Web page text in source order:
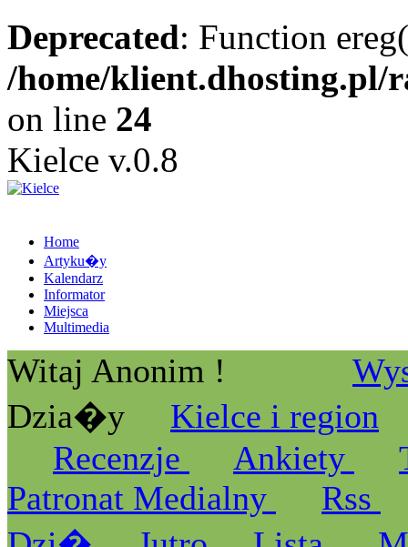
Deprecated: Function
/home/klient.dhosting.pl/
on line 24
Kielce v.0.8
Home
Artyku�y
Kalendarz
Informator
Miejsca
Multimedia
Witaj Anonim !
Dzia�y
Kielce i region
Recenzje
Ankiety
Patronat Medialny
Rss